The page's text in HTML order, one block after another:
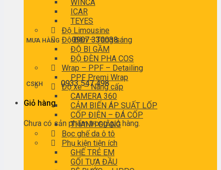
MUA HÀNG0907 330038
CSKH 0933 547 498
Giỏ hàng
Chưa có sản phẩm trong giỏ hàng.
WINCA
ICAR
TEYES
Độ Limousine
Độ Đèn – Tăng sáng
ĐỘ BI GẦM
ĐỘ ĐÈN PHA COS
Wrap – PPF – Detailing
PPF Premi Wrap
Độ xe – Nâng cấp
CAMERA 360
CẢM BIẾN ÁP SUẤT LỐP
CỐP ĐIỆN – ĐÁ CỐP
THANH GIẰNG
Bọc ghế da ô tô
Phụ kiện tiện ích
GHẾ TRẺ EM
GỐI TỰA ĐẦU